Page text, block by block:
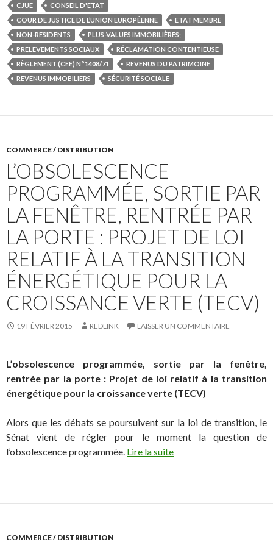
CJUE
CONSEIL D'ETAT
COUR DE JUSTICE DE L’UNION EUROPÉENNE
ETAT MEMBRE
NON-RESIDENTS
PLUS-VALUES IMMOBILIÈRES;
PRELEVEMENTS SOCIAUX
RÉCLAMATION CONTENTIEUSE
RÈGLEMENT (CEE) N°1408/71
REVENUS DU PATRIMOINE
REVENUS IMMOBILIERS
SÉCURITÉ SOCIALE
COMMERCE / DISTRIBUTION
L’OBSOLESCENCE
PROGRAMMÉE, SORTIE PAR
LA FENÊTRE, RENTRÉE PAR
LA PORTE : PROJET DE LOI
RELATIF À LA TRANSITION
ÉNERGÉTIQUE POUR LA
CROISSANCE VERTE (TECV)
19 FÉVRIER 2015 REDLINK LAISSER UN COMMENTAIRE
L’obsolescence programmée, sortie par la fenêtre,
rentrée par la porte : Projet de loi relatif à la transition
énergétique pour la croissance verte (TECV)
Alors que les débats se poursuivent sur la loi de transition, le
Sénat vient de régler pour le moment la question de
l’obsolescence programmée. Lire la suite
COMMERCE / DISTRIBUTION